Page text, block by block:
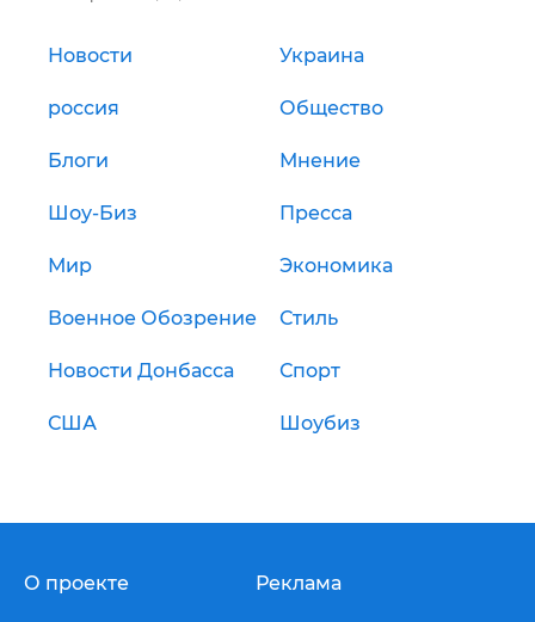
Новости Украина
россия Общество
Блоги Мнение
Шоу-Биз Пресса
Мир Экономика
Военное Обозрение Стиль
Новости Донбасса Спорт
США Шоубиз
О проекте Реклама